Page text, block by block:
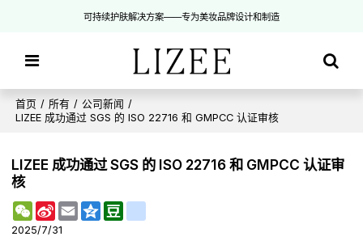
可持续护肤解决方案——专为美妆品牌设计和制造
首页 / 所有 / 公司新闻 /
LIZEE 成功通过 SGS 的 ISO 22716 和 GMPCC 认证审核
LIZEE 成功通过 SGS 的 ISO 22716 和 GMPCC 认证审
核
WeChat
Sina
Weibo
Email Qzone
2025/7/31